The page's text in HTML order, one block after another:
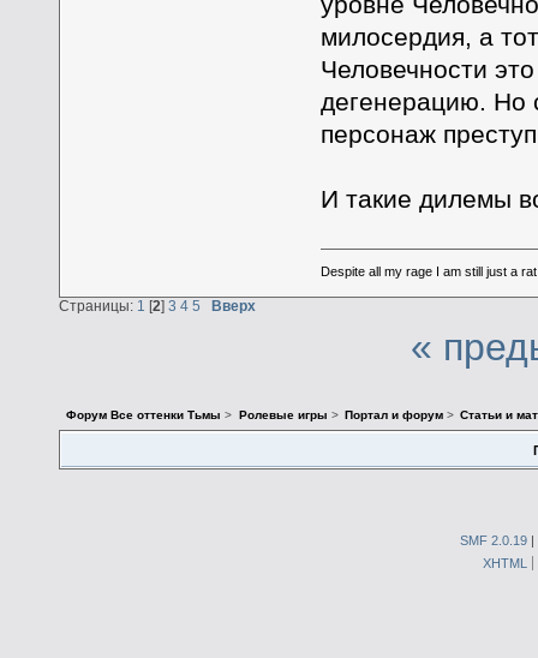
милосердия, а
Человечности
дегенерацию. Но
персонаж
И такие дилемы
Despite all my rage I am still just a
Страницы: 1 [2] 3 4 5 Вверх
«
Форум Все оттенки Тьмы > Ролевые игры > Портал и форум> Статьи и
SMF 2.0.19 |
XHTML